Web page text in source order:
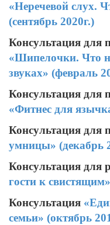
«Неречевой слух.
(сентябрь 2020г.)
Консультация для
«Шипелочки. Что
звуках» (февраль
Консультация для
«Фитнес для
Консультация для
умницы» (декабрь
Консультация для
гости к
Консультация
семьи» (октябрь